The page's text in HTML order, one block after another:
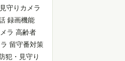
守りカメラ
録画機能
ラ 高齢者
留守番対策
犯・見守り